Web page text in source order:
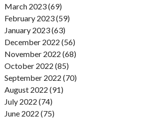
March 2023 (69)
February 2023 (59)
January 2023 (63)
December 2022 (56)
November 2022 (68)
October 2022 (85)
September 2022 (70)
August 2022 (91)
July 2022 (74)
June 2022 (75)